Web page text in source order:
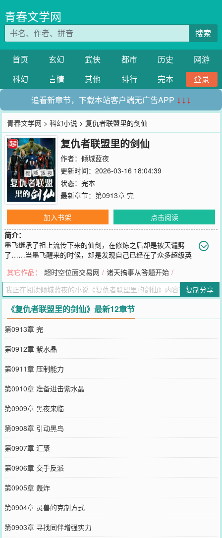
青春文学网
搜索
首页 玄幻 武侠 都市 历史
网游
科幻
言情 其他 排行 完本
登录
追看新章节，下载本站客户端无广告APP ↓↓↓
青春文学网 >科幻小说 > 复仇者联盟里的剑仙
复仇者联盟里的剑仙
作者： 倾城蓝夜
更新时间：2026-03-16 18:04:39
状态：完本
最新章节： 第0913章 完
加入书架
点击阅读
简介：
墨飞继承了祖上流传下来的仙剑，在修炼之后却是被天谴劈
了……当墨飞醒来的时候，却是发现自己已经在了众多超级英
个世界更是多了一名剑仙……PS：不要以漫画和电影等剧情为主，虽
然其中会有一些相同的剧情，但却不会完全相同。
您要是觉得《复仇者联盟里的剑仙》还不错的话请不要忘记向您QQ群
和微博微信里的朋友推荐哦！
其它作品： 超时空位面交易网 / 诸天搞事从答题开始 /
复制分享
《复仇者联盟里的剑仙》最新12章节
第0913章 完
第0912章 紫水晶
第0911章 压制能力
第0910章 准备进击紫水晶
第0909章 黑夜来临
第0908章 引动黑鸟
第0907章 汇聚
第0906章 交手反派
第0905章 轰炸
第0904章 灵兽的克制方式
第0903章 寻找同伴增强实力